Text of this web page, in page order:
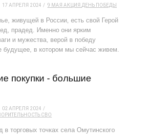
17 АПРЕЛЯ 2024 9 МАЯ АКЦИЯ ДЕНЬ ПОБЕДЫ
живущей в России, есть свой Герой
прадед. Именно они ярким
и мужества, верой в победу
будущее, в котором мы сейчас живем.
покупки - большие
02 АПРЕЛЯ 2024
СВО
в торговых точках села Омутинского